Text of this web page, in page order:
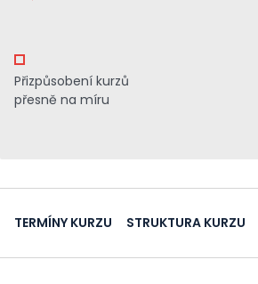
Přizpůsobení kurzů
přesně na míru
TERMÍNY KURZU STRUKTURA KURZU